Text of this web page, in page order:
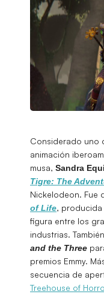
Considerado uno
animación
musa, Sandra
Tigre: The
Nickelodeon. Fue
of Life, producida
figura entre los
industrias.
and the Three
premios Emmy.
secuencia de
Treehouse of